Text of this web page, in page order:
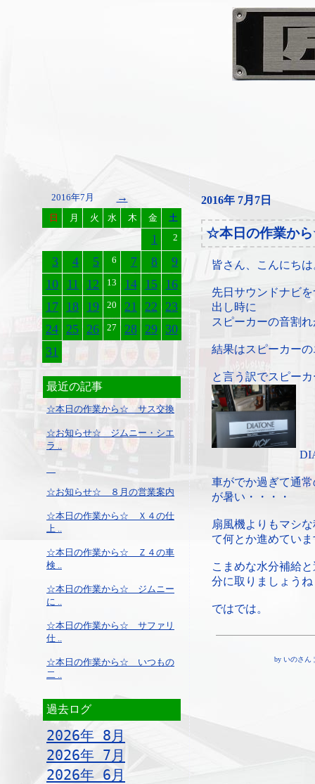
2016年7月 →
日 月 火 水 木 金 土
1 2
3 4 5 6 7 8
9
10
11 12 13 14 15 16
17 18 19 20 21 22 23
24 25 26 27 28 29 30
31
最近の記事
☆本日の作業から☆ サス交換
☆お知らせ☆ ジムニー・シエ
ラ ..
☆お知らせ☆ ８月の営業案内
☆本日の作業から☆ Ｘ４の仕
上 ..
☆本日の作業から☆ Ｚ４の車
検 ..
☆本日の作業から☆ ジムニー
に ..
☆本日の作業から☆ サファリ
仕 ..
☆本日の作業から☆ いつもの
二 ..
過去ログ
2026年 8月
2026年 7月
2026年 6月
2016年 7月7日
☆本日の作業か
皆さん、こんにちは
先日サウンドナビ
出し時に
スピーカーの音割
結果はスピーカー
と言う訳でスピー
車がでか過ぎて通
が暑い・・・・
扇風機よりもマシ
て何とか進めてい
こまめな水分補給
分に取りましょうね
ではでは。
by いのさん